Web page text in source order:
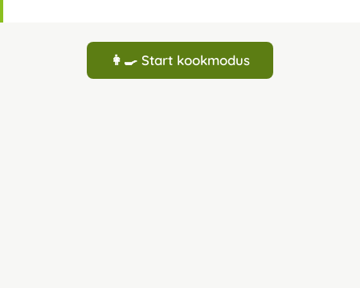
👩‍🍳 Start kookmodus